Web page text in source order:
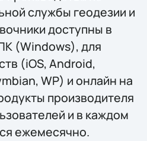
службы геодезии и
доступны в
(Windows), для
(iOS, Android,
WP) и онлайн на
производителя
и в каждом
ежемесячно.